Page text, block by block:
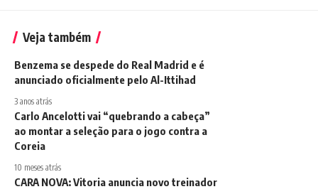
Veja também
Benzema se despede do Real Madrid e é
anunciado oficialmente pelo Al-Ittihad
3 anos atrás
Carlo Ancelotti vai “quebrando a cabeça”
ao montar a seleção para o jogo contra a
Coreia
10 meses atrás
CARA NOVA: Vitoria anuncia novo treinador